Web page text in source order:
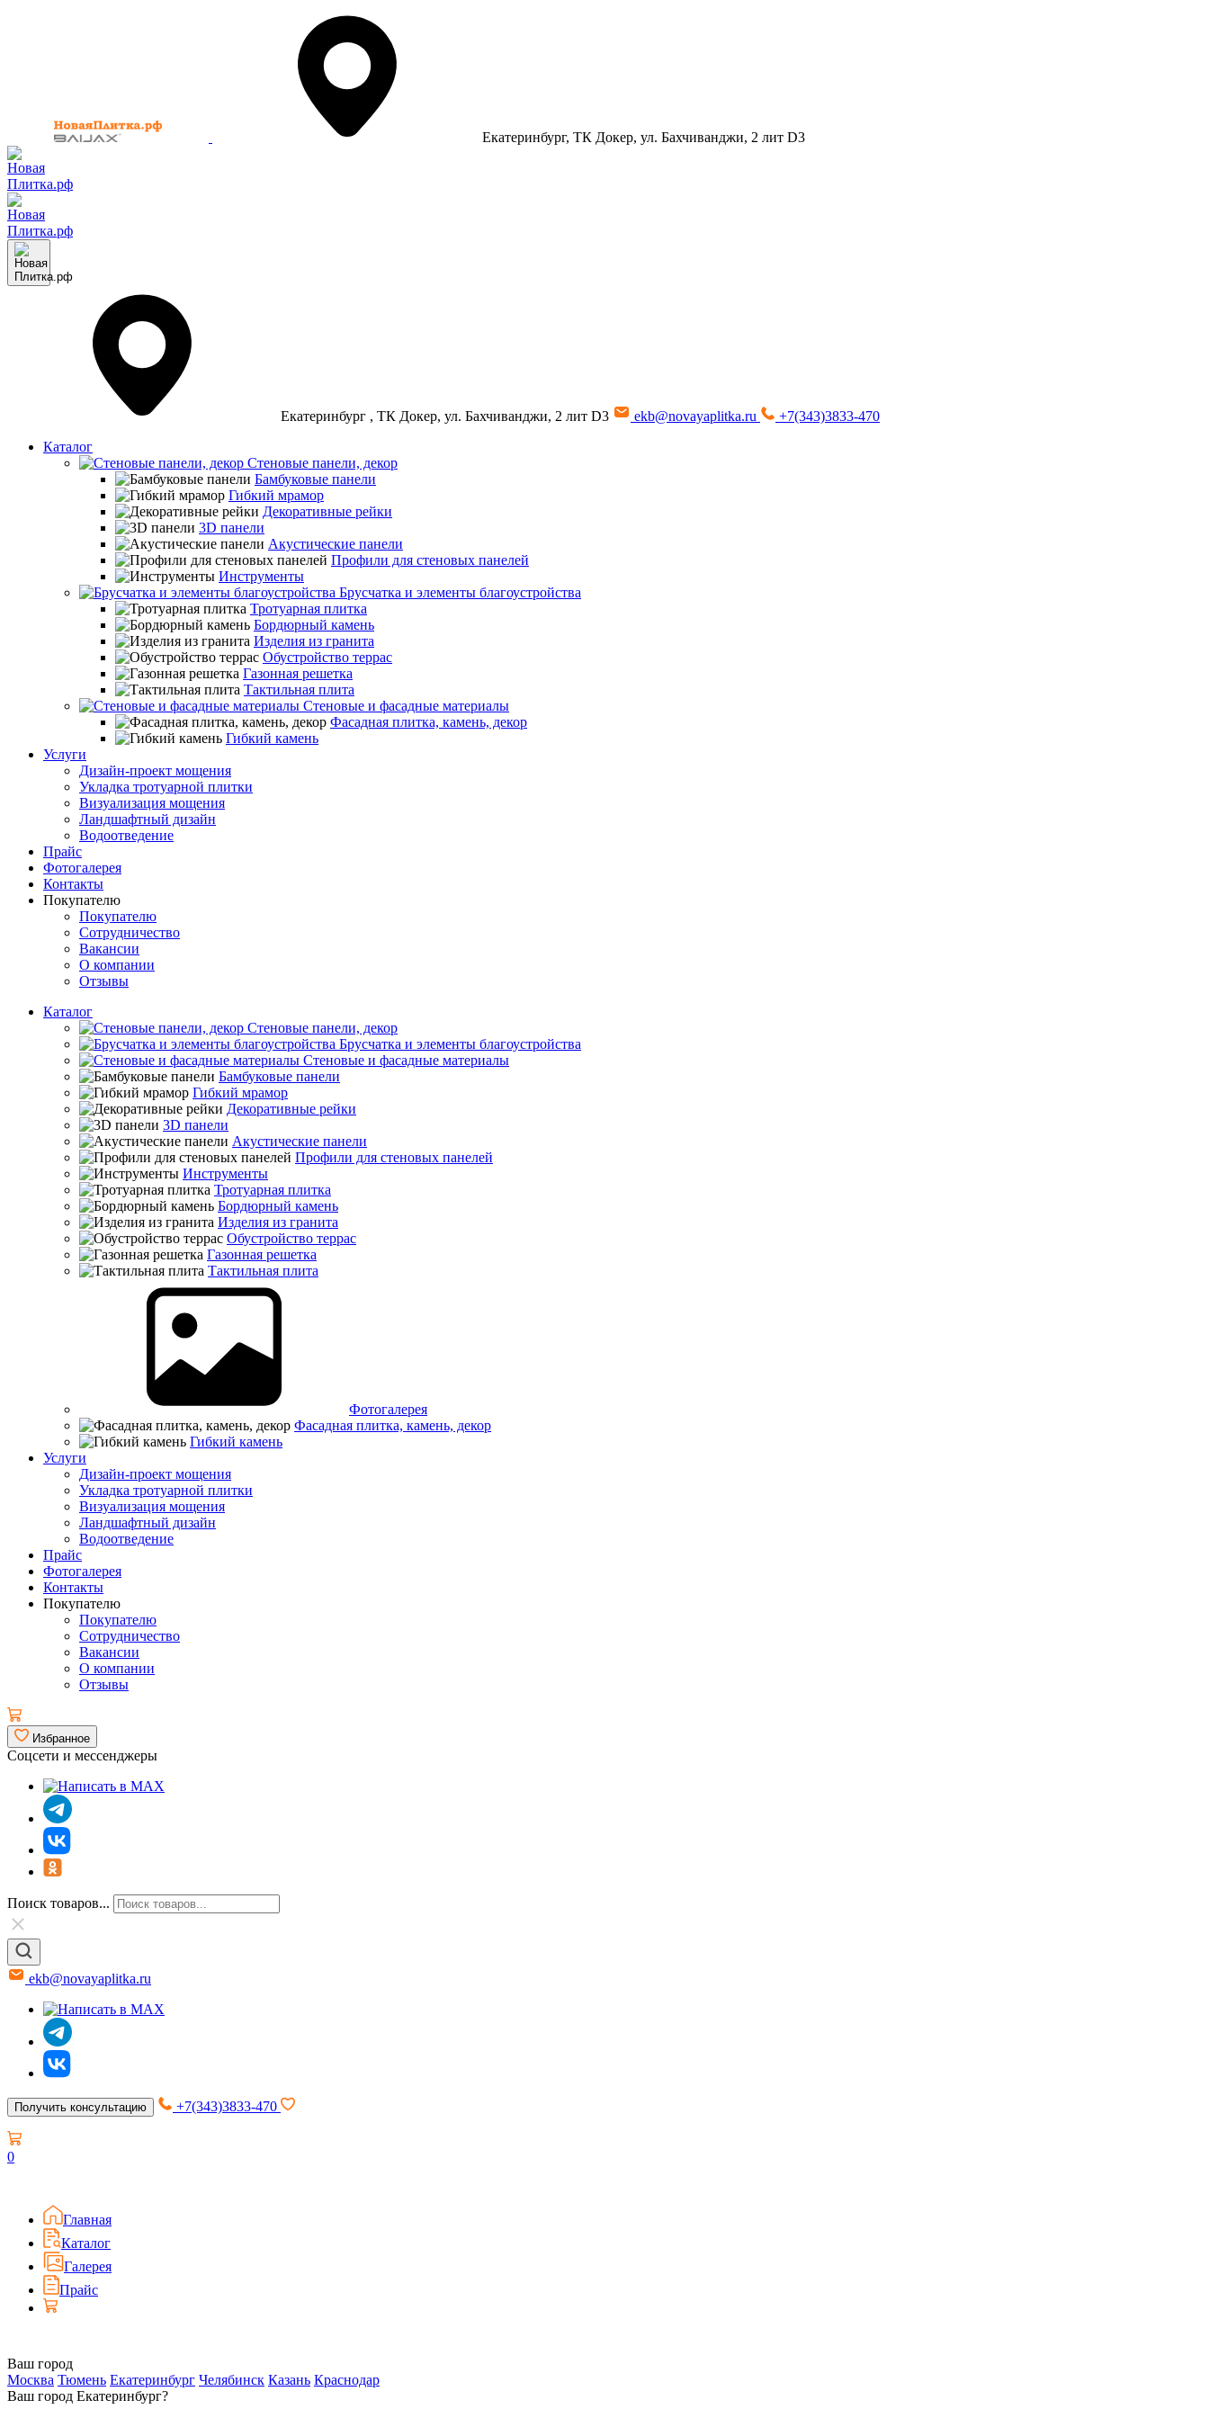
Екатеринбург, ТК Докер, ул. Бахчиванджи, 2 лит D3
Екатеринбург , ТК Докер, ул. Бахчиванджи, 2 лит D3 ekb@novayaplitka.ru
+7(343)3833-470
Каталог
Стеновые панели, декор
Бамбуковые панели
Гибкий мрамор
Декоративные рейки
3D панели
Акустические панели
Профили для стеновых панелей
Инструменты
Брусчатка и элементы благоустройства
Тротуарная плитка
Бордюрный камень
Изделия из гранита
Обустройство террас
Газонная решетка
Тактильная плита
Стеновые и фасадные материалы
Фасадная плитка, камень, декор
Гибкий камень
Услуги
Дизайн-проект мощения
Укладка тротуарной плитки
Визуализация мощения
Ландшафтный дизайн
Водоотведение
Прайс
Фотогалерея
Контакты
Покупателю
Покупателю
Сотрудничество
Вакансии
О компании
Отзывы
Каталог
Стеновые панели, декор
Брусчатка и элементы благоустройства
Стеновые и фасадные материалы
Бамбуковые панели
Гибкий мрамор
Декоративные рейки
3D панели
Акустические панели
Профили для стеновых панелей
Инструменты
Тротуарная плитка
Бордюрный камень
Изделия из гранита
Обустройство террас
Газонная решетка
Тактильная плита
Фотогалерея
Фасадная плитка, камень, декор
Гибкий камень
Услуги
Дизайн-проект мощения
Укладка тротуарной плитки
Визуализация мощения
Ландшафтный дизайн
Водоотведение
Прайс
Фотогалерея
Контакты
Покупателю
Покупателю
Сотрудничество
Вакансии
О компании
Отзывы
Избранное
Соцсети и мессенджеры
Поиск товаров...
ekb@novayaplitka.ru
Получить консультацию +7(343)3833-470
0
Главная
Каталог
Галерея
Прайс
Ваш город
Москва Тюмень Екатеринбург Челябинск Казань Краснодар
Ваш город Екатеринбург?